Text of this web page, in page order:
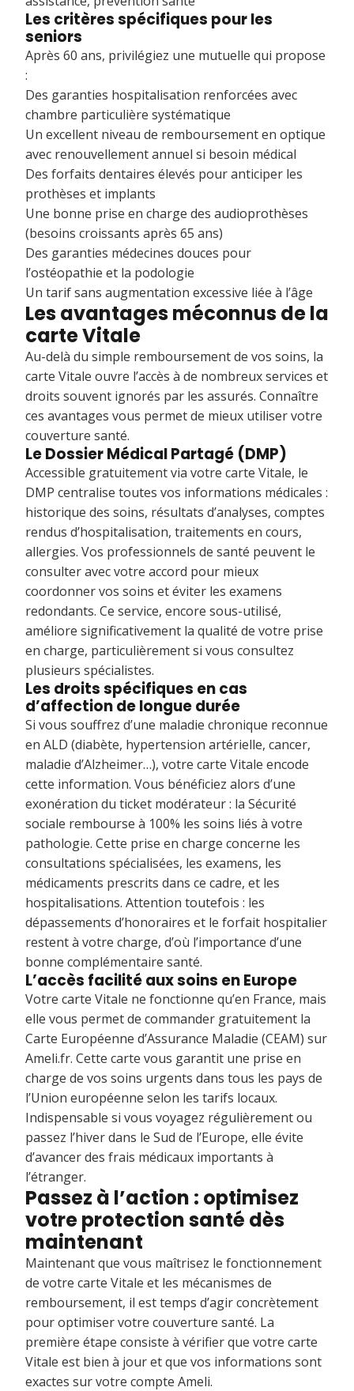
Les critères spécifiques pour les
seniors
Après 60 ans, privilégiez une mutuelle qui propose
:
Des garanties hospitalisation renforcées avec
chambre particulière systématique
Un excellent niveau de remboursement en optique
avec renouvellement annuel si besoin médical
Des forfaits dentaires élevés pour anticiper les
prothèses et implants
Une bonne prise en charge des audioprothèses
(besoins croissants après 65 ans)
Des garanties médecines douces pour
l’ostéopathie et la podologie
Un tarif sans augmentation excessive liée à l’âge
Les avantages méconnus de la
carte Vitale
Au-delà du simple remboursement de vos soins, la
carte Vitale ouvre l’accès à de nombreux services et
droits souvent ignorés par les assurés. Connaître
ces avantages vous permet de mieux utiliser votre
couverture santé.
Le Dossier Médical Partagé (DMP)
Accessible gratuitement via votre carte Vitale, le
DMP centralise toutes vos informations médicales :
historique des soins, résultats d’analyses, comptes
rendus d’hospitalisation, traitements en cours,
allergies. Vos professionnels de santé peuvent le
consulter avec votre accord pour mieux
coordonner vos soins et éviter les examens
redondants. Ce service, encore sous-utilisé,
améliore significativement la qualité de votre prise
en charge, particulièrement si vous consultez
plusieurs spécialistes.
Les droits spécifiques en cas
d’affection de longue durée
Si vous souffrez d’une maladie chronique reconnue
en ALD (diabète, hypertension artérielle, cancer,
maladie d’Alzheimer…), votre carte Vitale encode
cette information. Vous bénéficiez alors d’une
exonération du ticket modérateur : la Sécurité
sociale rembourse à 100% les soins liés à votre
pathologie. Cette prise en charge concerne les
consultations spécialisées, les examens, les
médicaments prescrits dans ce cadre, et les
hospitalisations. Attention toutefois : les
dépassements d’honoraires et le forfait hospitalier
restent à votre charge, d’où l’importance d’une
bonne complémentaire santé.
L’accès facilité aux soins en Europe
Votre carte Vitale ne fonctionne qu’en France, mais
elle vous permet de commander gratuitement la
Carte Européenne d’Assurance Maladie (CEAM) sur
Ameli.fr. Cette carte vous garantit une prise en
charge de vos soins urgents dans tous les pays de
l’Union européenne selon les tarifs locaux.
Indispensable si vous voyagez régulièrement ou
passez l’hiver dans le Sud de l’Europe, elle évite
d’avancer des frais médicaux importants à
l’étranger.
Passez à l’action : optimisez
votre protection santé dès
maintenant
Maintenant que vous maîtrisez le fonctionnement
de votre carte Vitale et les mécanismes de
remboursement, il est temps d’agir concrètement
pour optimiser votre couverture santé. La
première étape consiste à vérifier que votre carte
Vitale est bien à jour et que vos informations sont
exactes sur votre compte Ameli.